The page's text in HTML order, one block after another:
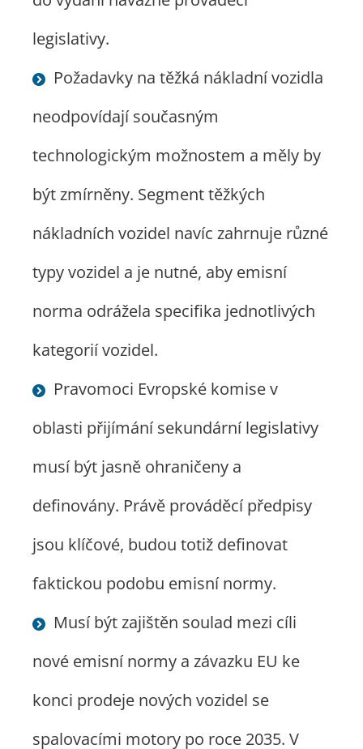
legislativy.
Požadavky na těžká nákladní vozidla
neodpovídají současným
technologickým možnostem a měly by
být zmírněny. Segment těžkých
nákladních vozidel navíc zahrnuje různé
typy vozidel a je nutné, aby emisní
norma odrážela specifika jednotlivých
kategorií vozidel.
Pravomoci Evropské komise v
oblasti přijímání sekundární legislativy
musí být jasně ohraničeny a
definovány. Právě prováděcí předpisy
jsou klíčové, budou totiž definovat
faktickou podobu emisní normy.
Musí být zajištěn soulad mezi cíli
nové emisní normy a závazku EU ke
konci prodeje nových vozidel se
spalovacími motory po roce 2035. V